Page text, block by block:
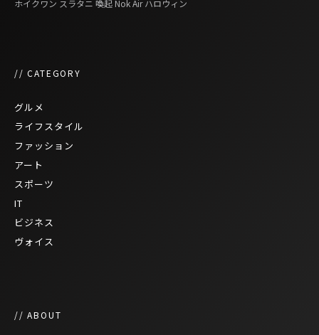
ホイクワン スラタニ 喚起 Nok Air ハロウィン
// CATEGORY
グルメ
ライフスタイル
ファッション
アート
スポーツ
IT
ビジネス
ヴォイス
// ABOUT